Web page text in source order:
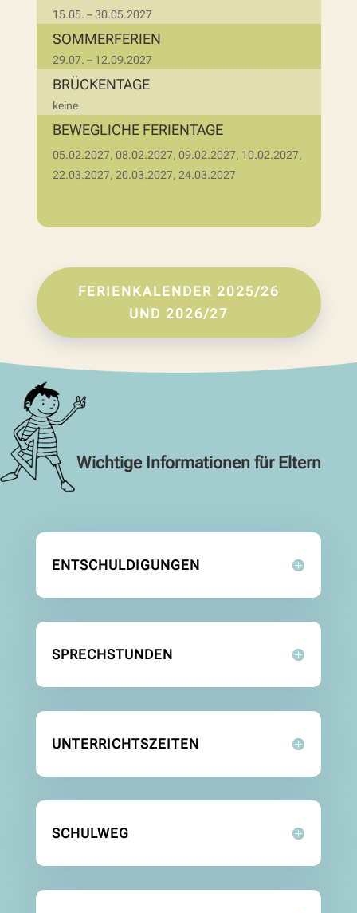
15.05. – 30.05.2027
SOMMERFERIEN
29.07. – 12.09.2027
BRÜCKENTAGE
keine
BEWEGLICHE FERIENTAGE
05.02.2027, 08.02.2027, 09.02.2027, 10.02.2027,
22.03.2027, 20.03.2027, 24.03.2027
FERIENKALENDER 2025/26
UND 2026/27
Wichtige Informationen für Eltern
ENTSCHULDIGUNGEN
SPRECHSTUNDEN
UNTERRICHTSZEITEN
SCHULWEG